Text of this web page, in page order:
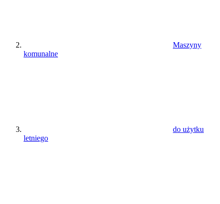
Maszyny
komunalne
do użytku
letniego